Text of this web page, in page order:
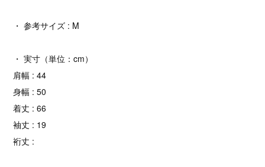
・ 参考サイズ : M
・ 実寸（単位：cm）
肩幅 : 44
身幅 : 50
着丈 : 66
袖丈 : 19
裄丈 :